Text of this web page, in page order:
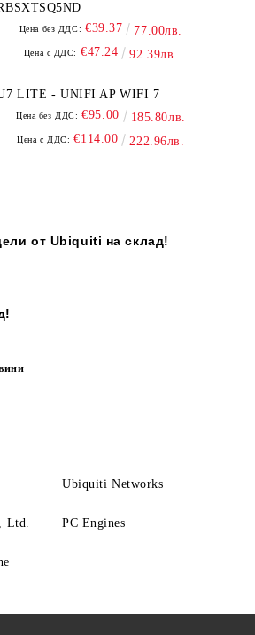
Цена без ДДС: €39.37 77.00лв.
Цена с ДДС: €47.24 92.39лв.
U7 LITE - UNIFI AP WIFI 7
Цена без ДДС: €95.00 185.80лв.
Цена с ДДС: €114.00 222.96лв.
от Ubiquiti на склад!
Ubiquiti Networks
Ltd. PC Engines